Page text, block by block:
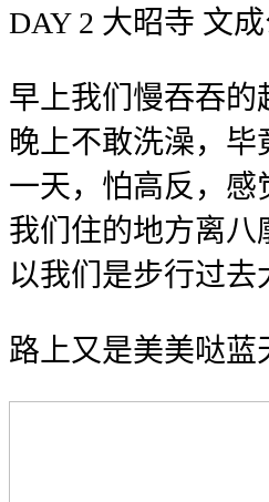
DAY 2 大昭寺 文
早上我们慢吞吞的
晚上不敢洗澡，
一天，怕高反，感
我们住的地方离八
以我们是步行过去
路上又是美美哒蓝